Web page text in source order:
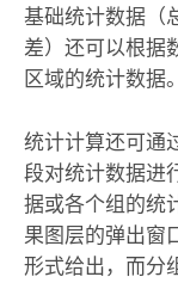
基础统计数据（
差）还可以根据
区域的统计数据。
统计计算还可通
段对统计数据进
据或各个组的统
果图层的弹出窗
形式给出，而分